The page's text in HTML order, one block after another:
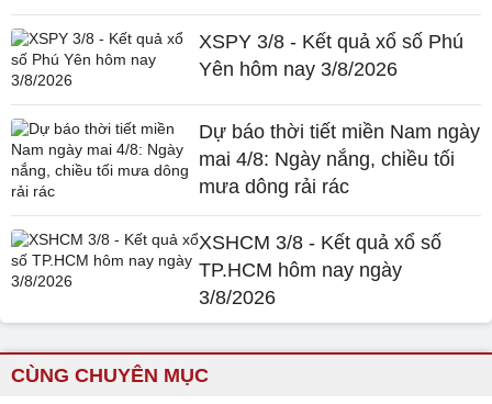
XSPY 3/8 - Kết quả xổ số Phú
Yên hôm nay 3/8/2026
Dự báo thời tiết miền Nam ngày
mai 4/8: Ngày nắng, chiều tối
mưa dông rải rác
XSHCM 3/8 - Kết quả xổ số
TP.HCM hôm nay ngày
3/8/2026
CÙNG CHUYÊN MỤC